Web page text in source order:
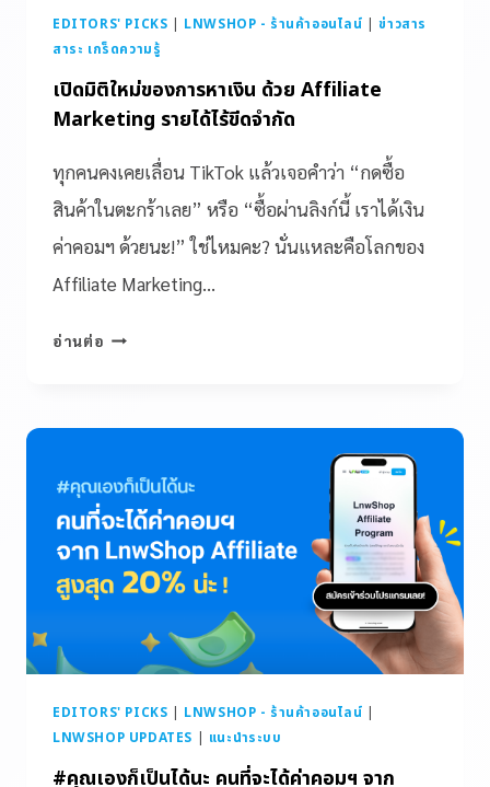
EDITORS' PICKS | LNWSHOP - ร้านค้าออนไลน์ |ข่าวสาร
สาระ เกร็ดความรู้
เปิดมิติใหม่ของการหาเงิน ด้วย Affiliate
Marketing รายได้ไร้ขีดจำกัด
ทุกคนคงเคยเลื่อน TikTok แล้วเจอคำว่า “กดซื้อ
สินค้าในตะกร้าเลย” หรือ “ซื้อผ่านลิงก์นี้ เราได้เงิน
ค่าคอมฯ ด้วยนะ!” ใช่ไหมคะ? นั่นแหละคือโลกของ
Affiliate Marketing…
อ่านต่อ
EDITORS' PICKS | LNWSHOP - ร้านค้าออนไลน์ |
LNWSHOP UPDATES | แนะนำระบบ
#คุณเองก็เป็นได้นะ คนที่จะได้ค่าคอมฯ จาก